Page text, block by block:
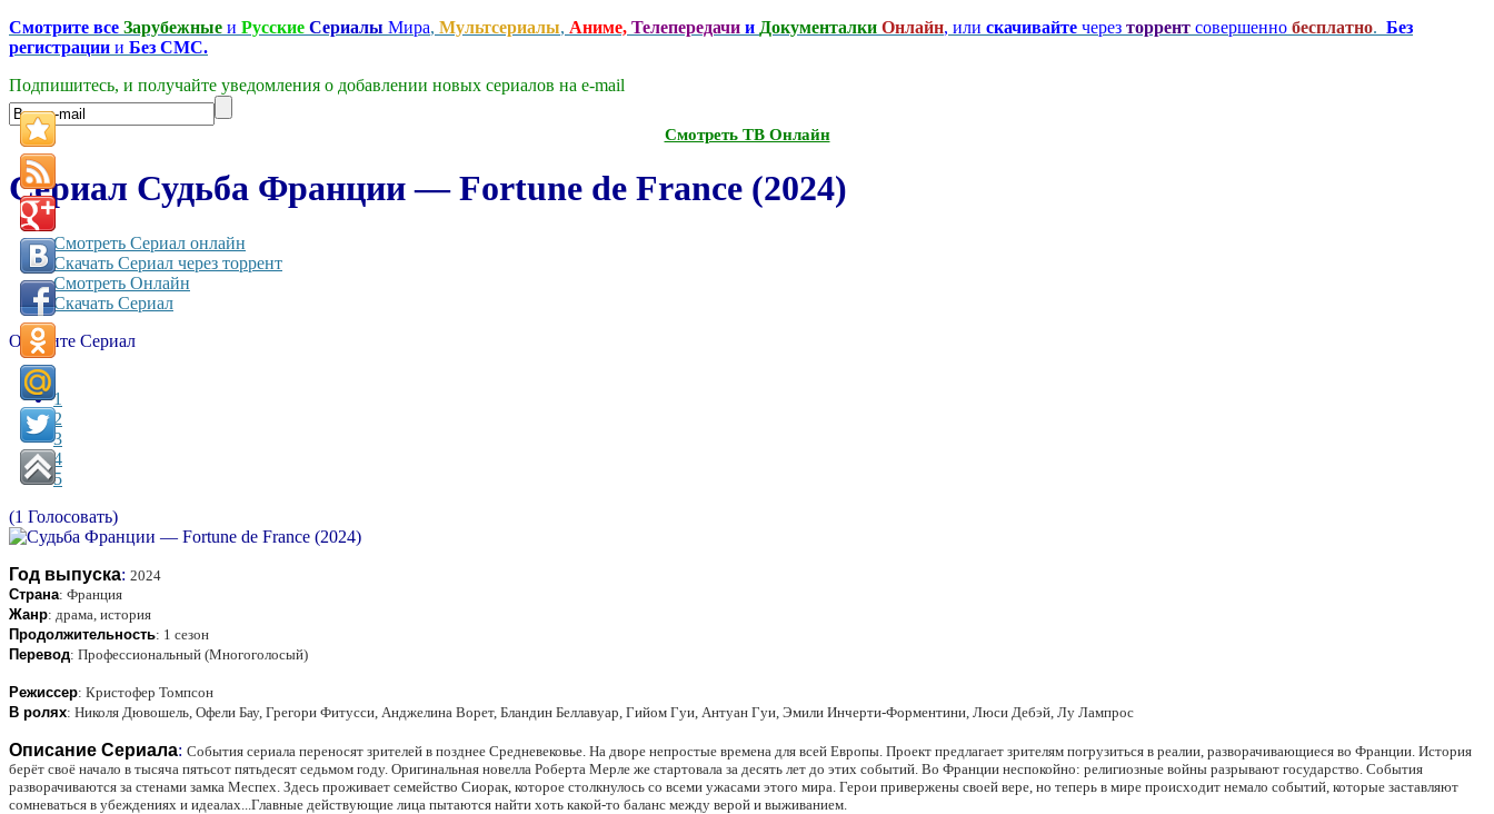
Смотрите все Зарубежные и Русские Сериалы Мира, Мультсериалы, Аниме, Телепередачи и Документалки Онлайн, или скачивайте через торрент совершенно бесплатно. Без
регистрации и Без СМС.
Подпишитесь, и получайте уведомления о добавлении новых сериалов на e-mаil
Смотреть ТВ Онлайн
Сериал Судьба Франции — Fortune de France (2024)
Смотреть Сериал онлайн
Скачать Сериал через торрент
Смотреть Онлайн
Скачать Сериал
Оцените Сериал
1
2
3
4
5
(1 Голосовать)
Год выпуска: 2024
Страна: Франция
Жанр: драма, история
Продолжительность: 1 сезон
Перевод: Профессиональный (Многоголосый)
Режиссер: Кристофер Томпсон
В ролях: Николя Дювошель, Офели Бау, Грегори Фитусси, Анджелина Ворет, Бландин Беллавуар, Гийом Гуи, Антуан Гуи, Эмили Инчерти-Форментини, Люси Дебэй, Лу Лампрос
Описание Сериала: События сериала переносят зрителей в позднее Средневековье. На дворе непростые времена для всей Европы. Проект предлагает зрителям погрузиться в реалии, разворачивающиеся во Франции. История
берёт своё начало в тысяча пятьсот пятьдесят седьмом году. Оригинальная новелла Роберта Мерле же стартовала за десять лет до этих событий. Во Франции неспокойно: религиозные войны разрывают государство. События
разворачиваются за стенами замка Меспех. Здесь проживает семейство Сиорак, которое столкнулось со всеми ужасами этого мира. Герои привержены своей вере, но теперь в мире происходит немало событий, которые заставляют
сомневаться в убеждениях и идеалах...Главные действующие лица пытаются найти хоть какой-то баланс между верой и выживанием.